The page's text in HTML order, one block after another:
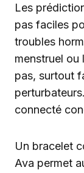
Les
pas faciles
troubles
menstruel ou
pas, surtout
connecté
Un bracelet
Ava permet